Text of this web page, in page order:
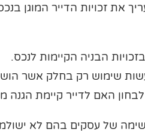
את זכויות הדייר המוגן
הבניה הקיימות לנכס.
שימוש רק בחלק אשר
האם לדייר קיימת
של עסקים בהם לא ישולמו